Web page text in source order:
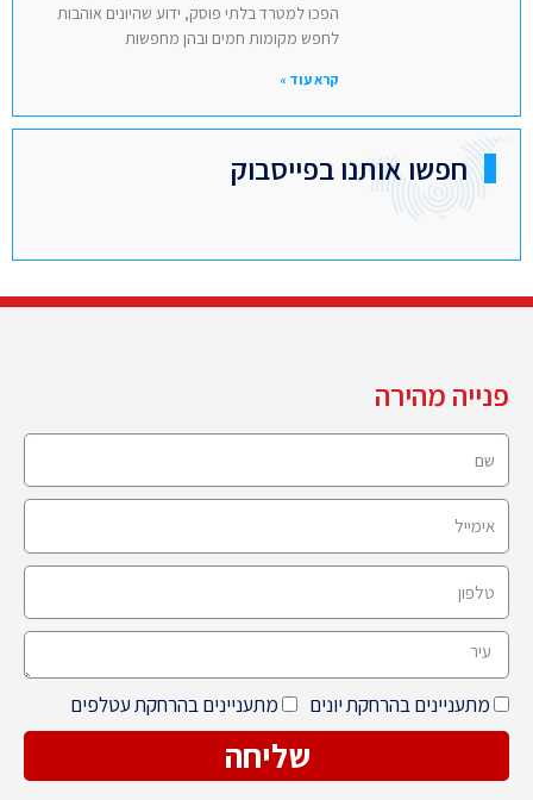
הפכו למטרד בלתי פוסק, ידוע שהיונים אוהבות
לחפש מקומות חמים ובהן מחפשות
קרא עוד »
חפשו אותנו בפייסבוק
פנייה מהירה
מתעניינים בהרחקת יונים מתעניינים בהרחקת עטלפים
שליחה